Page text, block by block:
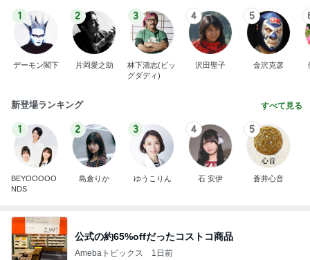
1
デーモン閣下
2
片岡愛之助
3
林下清志(ビッ
グダディ)
4
沢田聖子
5
金沢克彦
新登場ランキング すべて見る
1
BEYOOOOO
NDS
2
島倉りか
3
ゆうこりん
4
石 安伊
5
蒼井心音
公式の約65%offだったコストコ商品
Amebaトピックス 1日前